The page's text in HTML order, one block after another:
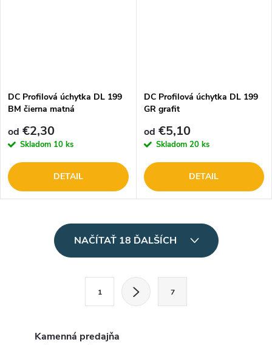
DC Profilová úchytka DL 199
BM čierna matná
od €2,30
Skladom 10 ks
DETAIL
DC Profilová úchytka DL 199
GR grafit
od €5,10
Skladom 20 ks
DETAIL
NAČÍTAŤ 18 ĎALŠÍCH
1 7
Kamenná predajňa